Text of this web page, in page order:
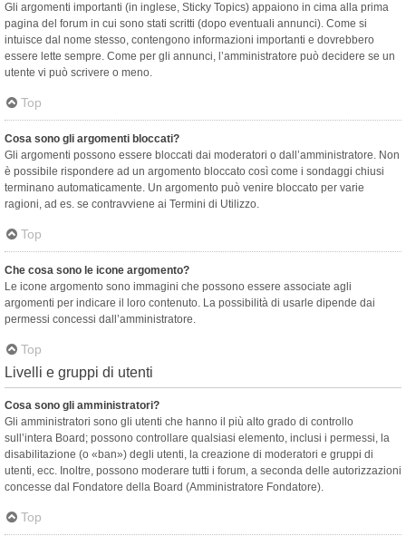
Gli argomenti importanti (in inglese, Sticky Topics) appaiono in cima alla prima
pagina del forum in cui sono stati scritti (dopo eventuali annunci). Come si
intuisce dal nome stesso, contengono informazioni importanti e dovrebbero
essere lette sempre. Come per gli annunci, l’amministratore può decidere se un
utente vi può scrivere o meno.
Top
Cosa sono gli argomenti bloccati?
Gli argomenti possono essere bloccati dai moderatori o dall’amministratore. Non
è possibile rispondere ad un argomento bloccato così come i sondaggi chiusi
terminano automaticamente. Un argomento può venire bloccato per varie
ragioni, ad es. se contravviene ai Termini di Utilizzo.
Top
Che cosa sono le icone argomento?
Le icone argomento sono immagini che possono essere associate agli
argomenti per indicare il loro contenuto. La possibilità di usarle dipende dai
permessi concessi dall’amministratore.
Top
Livelli e gruppi di utenti
Cosa sono gli amministratori?
Gli amministratori sono gli utenti che hanno il più alto grado di controllo
sull’intera Board; possono controllare qualsiasi elemento, inclusi i permessi, la
disabilitazione (o «ban») degli utenti, la creazione di moderatori e gruppi di
utenti, ecc. Inoltre, possono moderare tutti i forum, a seconda delle autorizzazioni
concesse dal Fondatore della Board (Amministratore Fondatore).
Top